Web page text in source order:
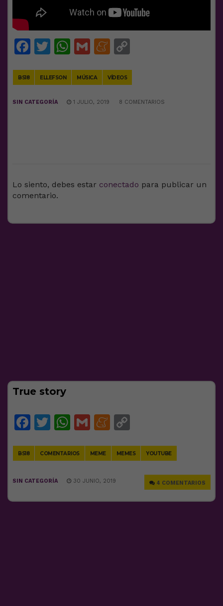
Facebook
Twitter
WhatsApp
GmailMeneame
BS18 ELLEFSON MÚSICA VÍDEOS
SIN CATEGORÍA 1 JULIO, 2019 8 COMENTARIOS
Lo siento, debes estar conectado para publicar un
comentario.
True story
Facebook
Twitter
WhatsApp
GmailMeneame
BS18 COMENTARIOS MEME MEMES YOUTUBE
4 COMENTARIOS
SIN CATEGORÍA 30 JUNIO, 2019